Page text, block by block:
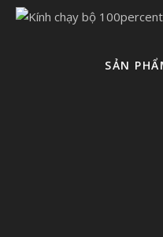
SẢN